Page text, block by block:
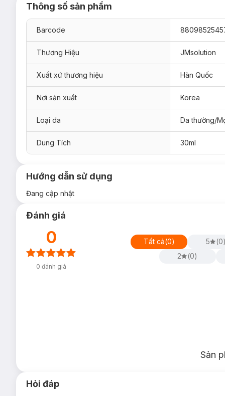
Thông số sản phẩm
Barcode
Thương Hiệu JMsolution
Xuất xứ thương hiệu Hàn Quốc
Nơi sản xuất Korea
Loại da Da thường/
Dung Tích 30ml
Hướng dẫn sử dụng
Đang cập nhật
Đánh giá
0
0 đánh giá
Tất cả(0) 5 (0
2
(0)
Sản
Hỏi đáp